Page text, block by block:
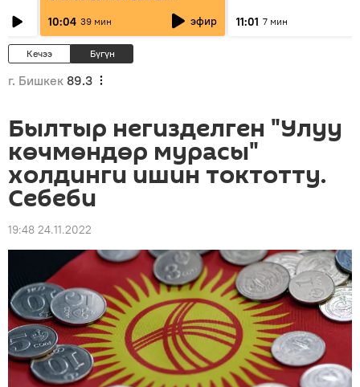
Тулебердиева
10:04 39 мин эфир 11:01 7 мин
Кечээ Бүгүн
г. Бишкек 89.3
Былтыр негизделген "Улуу
көчмөндөр мурасы"
холдинги ишин токтотту.
Себеби
19:48 24.11.2022